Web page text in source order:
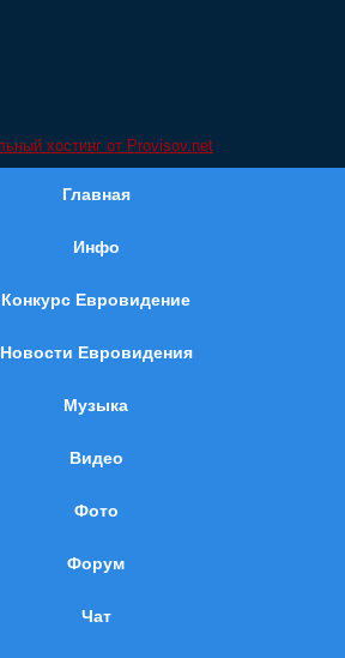
Главная
Инфо
Конкурс Евровидение
Новости Евровидения
Музыка
Видео
Фото
Форум
Чат